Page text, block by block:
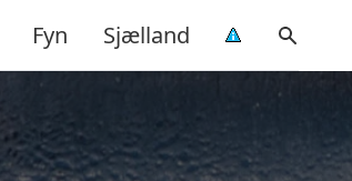
Fyn Sjælland